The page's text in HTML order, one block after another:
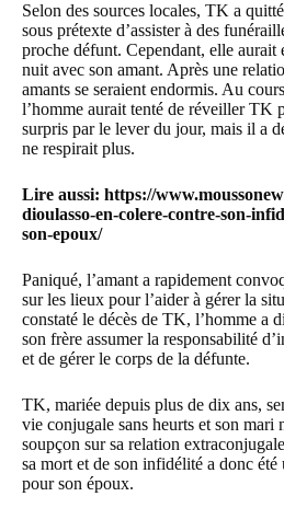
Selon des sources locales, TK a
sous prétexte d’assister à des
proche défunt. Cependant, elle aurait
nuit avec son amant. Après une
amants se seraient endormis. Au
l’homme aurait tenté de réveiller TK
surpris par le lever du jour, mais il a
ne respirait plus.
Lire aussi: https://
dioulasso-en-colere-contre-son-
son-epoux/
Paniqué, l’amant a rapidement
sur les lieux pour l’aider à gérer la
constaté le décès de TK, l’homme a
son frère assumer la responsabilité
et de gérer le corps de la défunte.
TK, mariée depuis plus de dix ans,
vie conjugale sans heurts et son mari
soupçon sur sa relation
sa mort et de son infidélité a donc été
pour son époux.